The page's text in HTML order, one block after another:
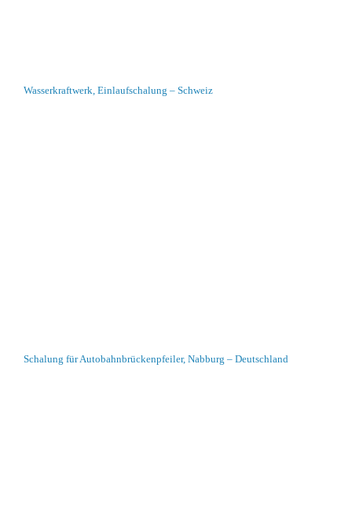
Wasserkraftwerk, Einlaufschalung – Schweiz
Schalung für Autobahnbrückenpfeiler, Nabburg – Deutschland